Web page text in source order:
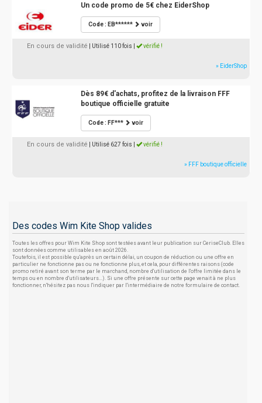
Un code promo de 5€ chez EiderShop
Code : EB****** voir
En cours de validité | Utilisé 110 fois vérifié !
» EiderShop
Dès 89€ d'achats, profitez de la livraison FFF
boutique officielle gratuite
Code : FF*** voir
En cours de validité | Utilisé 627 fois vérifié !
» FFF boutique officielle
Des codes Wim Kite Shop valides
Toutes les offres pour Wim Kite Shop sont testées avant leur publication sur CeriseClub. Elles
sont données comme utilisables en août 2026.
Toutefois, il est possible qu'après un certain délai, un coupon de réduction ou une offre en
particulier ne fonctionne pas ou ne fonctionne plus, et cela, pour différentes raisons (code
promo retiré avant son terme par le marchand, nombre d'utilisation de l'offre limitée dans le
temps ou en nombre d'utilisateurs...). Si une offre présente sur cette page venait à ne plus
fonctionner, n'hésitez pas nous l'indiquer par l'intermédiaire de notre formulaire de contact.